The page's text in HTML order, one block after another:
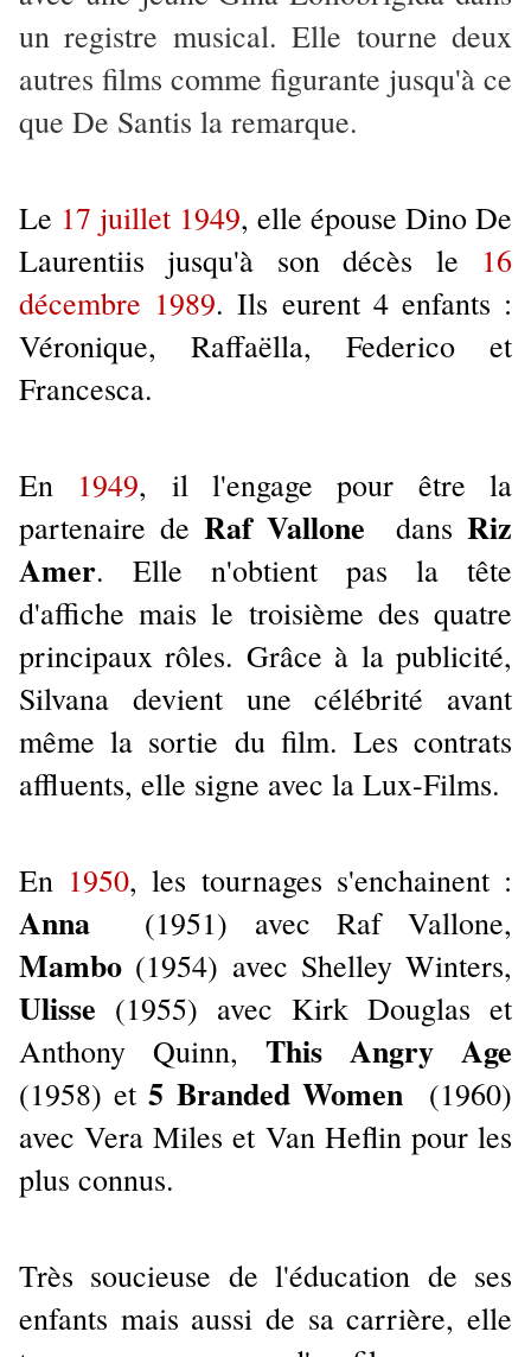
un registre musical. Elle tourne deux
autres films comme figurante jusqu'à ce
que De Santis la remarque.
Le 17 juillet 1949, elle épouse Dino De
Laurentiis jusqu'à son décès le 16
décembre 1989. Ils eurent 4 enfants :
Véronique, Raffaëlla, Federico et
Francesca.
En 1949, il l'engage pour être la
partenaire de Raf Vallone dans Riz
Amer. Elle n'obtient pas la tête
d'affiche mais le troisième des quatre
principaux rôles. Grâce à la publicité,
Silvana devient une célébrité avant
même la sortie du film. Les contrats
affluents, elle signe avec la Lux-Films.
En 1950, les tournages s'enchainent :
Anna (1951) avec Raf Vallone,
Mambo (1954) avec Shelley Winters,
Ulisse (1955) avec Kirk Douglas et
Anthony Quinn, This Angry Age
(1958) et5 Branded Women (1960)
avec Vera Miles et Van Heflin pour les
plus connus.
Très soucieuse de l'éducation de ses
enfants mais aussi de sa carrière, elle